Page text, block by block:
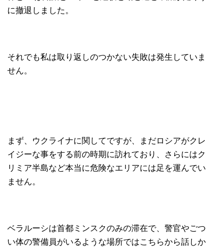
に撤退しました。
それでも私は取り返しのつかない失敗は発生していま
せん。
まず、ウクライナに関してですが、まだロシアがクレ
イジーな事をする前の時期に訪れており、さらにはク
リミア半島など本当に危険なエリアには足を運んでい
ません。
ベラルーシは首都ミンスクのみの滞在で、警官やごつ
い体の警備員がいるような場所ではこちらから話しか